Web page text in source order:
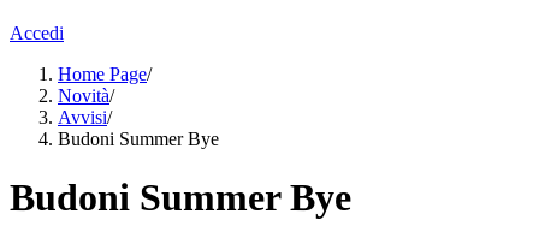
Accedi
Home Page/
Novità/
Avvisi/
Budoni Summer Bye
Budoni Summer Bye